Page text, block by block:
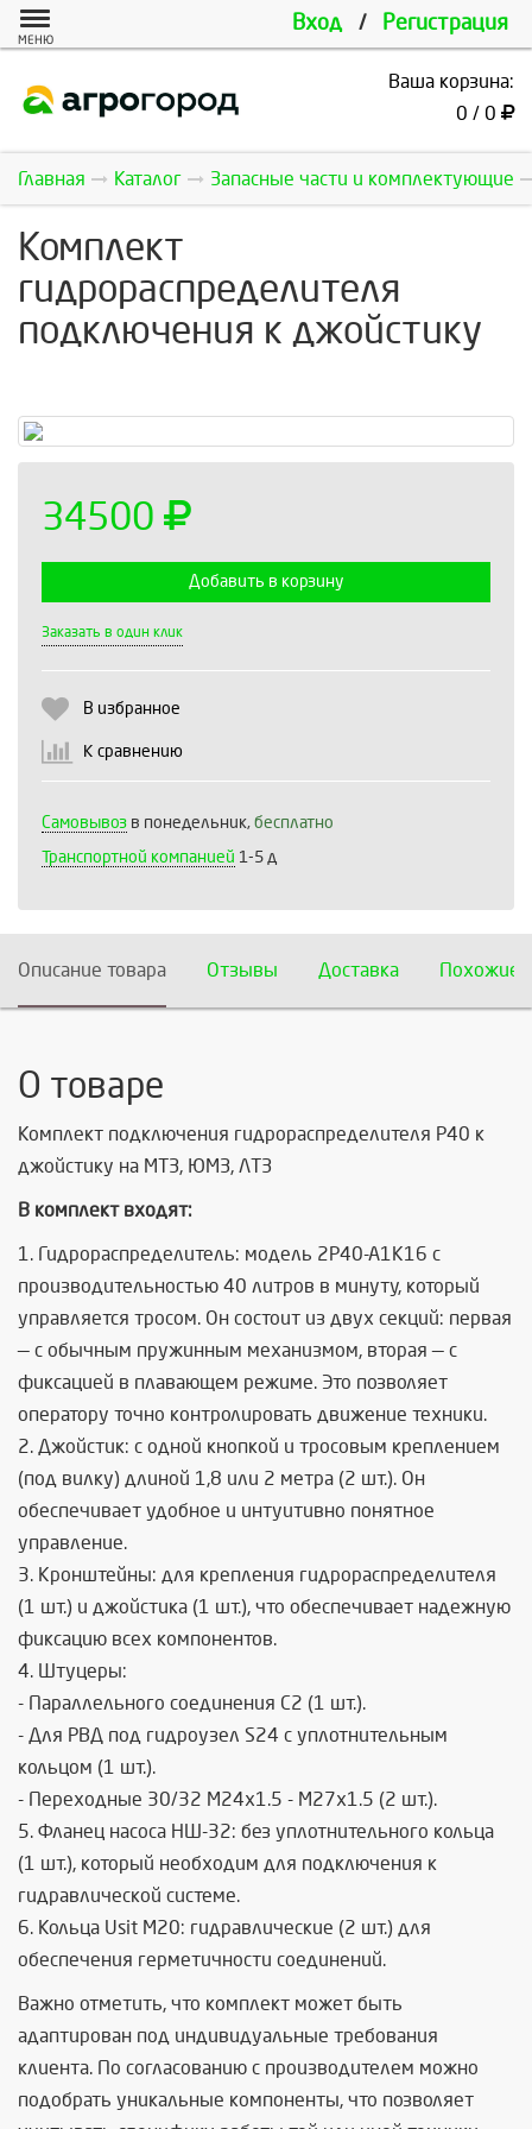
Вход / Регистрация
МЕНЮ
Ваша корзина:
0 / 0
Главная Каталог Запасные части и комплектующие
Комплект
гидрораспределителя
подключения к джойстику
34500
Добавить в корзину
Заказать в один клик
В избранное
К сравнению
Самовывоз в понедельник, бесплатно
Транспортной компанией 1-5 д
Описание товара Отзывы Доставка Похожие
О товаре
Комплект подключения гидрораспределителя Р40 к
джойстику на МТЗ, ЮМЗ, ЛТЗ
В комплект входят:
1. Гидрораспределитель: модель 2Р40-А1К16 с
производительностью 40 литров в минуту, который
управляется тросом. Он состоит из двух секций: первая
— с обычным пружинным механизмом, вторая — с
фиксацией в плавающем режиме. Это позволяет
оператору точно контролировать движение техники.
2. Джойстик: с одной кнопкой и тросовым креплением
(под вилку) длиной 1,8 или 2 метра (2 шт.). Он
обеспечивает удобное и интуитивно понятное
управление.
3. Кронштейны: для крепления гидрораспределителя
(1 шт.) и джойстика (1 шт.), что обеспечивает надежную
фиксацию всех компонентов.
4. Штуцеры:
- Параллельного соединения С2 (1 шт.).
- Для РВД под гидроузел S24 с уплотнительным
кольцом (1 шт.).
- Переходные 30/32 М24х1.5 - М27х1.5 (2 шт.).
5. Фланец насоса НШ-32: без уплотнительного кольца
(1 шт.), который необходим для подключения к
гидравлической системе.
6. Кольца Usit М20: гидравлические (2 шт.) для
обеспечения герметичности соединений.
Важно отметить, что комплект может быть
адаптирован под индивидуальные требования
клиента. По согласованию с производителем можно
подобрать уникальные компоненты, что позволяет